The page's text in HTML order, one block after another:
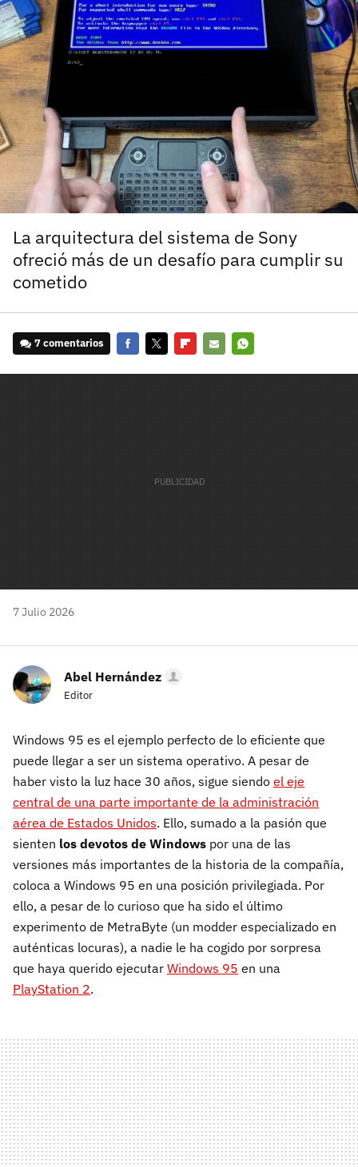
La arquitectura del sistema de Sony
ofreció más de un desafío para cumplir su
cometido
7 comentarios
7 Julio 2026
Abel Hernández
Editor
Windows 95 es el ejemplo perfecto de lo eficiente que
puede llegar a ser un sistema operativo. A pesar de
haber visto la luz hace 30 años, sigue siendo el eje
central de una parte importante de la administración
aérea de Estados Unidos. Ello, sumado a la pasión que
sienten los devotos de Windows por una de las
versiones más importantes de la historia de la compañía,
coloca a Windows 95 en una posición privilegiada. Por
ello, a pesar de lo curioso que ha sido el último
experimento de MetraByte (un modder especializado en
auténticas locuras), a nadie le ha cogido por sorpresa
que haya querido ejecutar Windows 95 en una
PlayStation 2.
¿Todavía no tienes cuenta?
El inicio de sesión con Facebook ya no está
disponible, pero puedes seguir usando tu cuenta
de 3DJuegos:
Recupera tu acceso con Facebook
carácter inicial), pero no mayúsculas, espacios, tildes
o caracteres especiales.
He leído y acepto lapolitica de privacidad y
Entra con Google
¿Ya tienes cuenta?